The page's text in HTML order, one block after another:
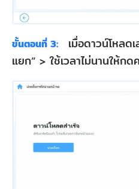
ขั้นตอนที่ 3:
เมื่อดาวน์โหลด
แยก” > ใช้เวลาไม่นานให้ก